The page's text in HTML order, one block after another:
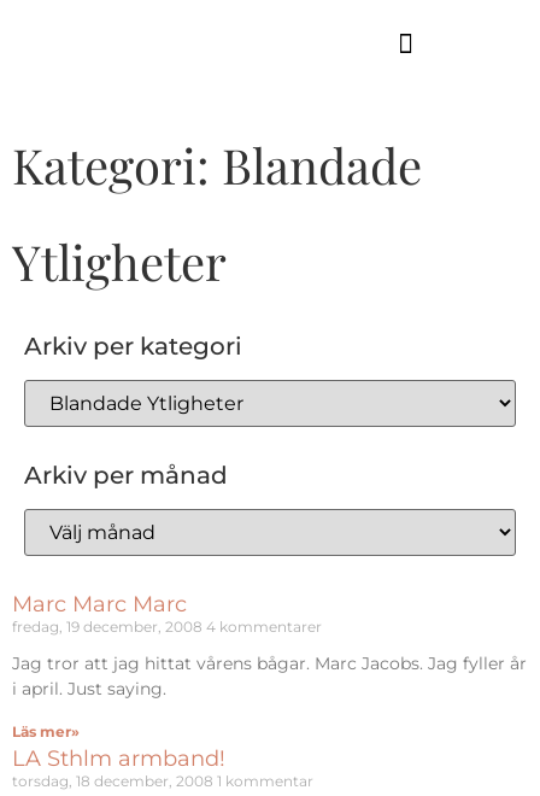
Kategori: Blandade
Ytligheter
Arkiv per kategori
Arkiv per månad
Marc Marc Marc
fredag, 19 december, 2008 4 kommentarer
Jag tror att jag hittat vårens bågar. Marc Jacobs. Jag fyller år
i april. Just saying.
Läs mer»
LA Sthlm armband!
torsdag, 18 december, 2008 1 kommentar